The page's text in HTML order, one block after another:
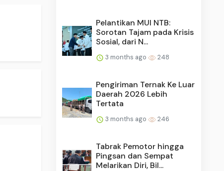
Pelantikan MUI NTB:
Sorotan Tajam pada Krisis
Sosial, dari N...
3 months ago 248
Pengiriman Ternak Ke Luar
Daerah 2026 Lebih
Tertata
3 months ago 246
Tabrak Pemotor hingga
Pingsan dan Sempat
Melarikan Diri, Bil...